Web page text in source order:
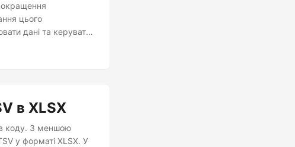
цього
дані та керувати
в XLSX
коду. З меншою
у форматі XLSX. У